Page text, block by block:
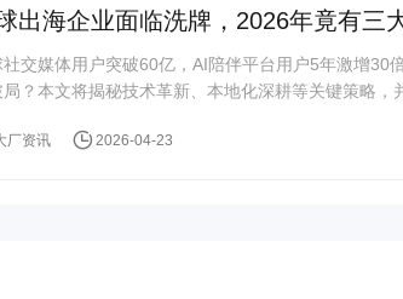
出海企业面临洗牌，2026年竟有三
社交媒体用户突破60亿，AI陪伴平台用户5年激增30
？本文将揭秘技术革新、本地化深耕等关键策略，
厂资讯 2026-04-23